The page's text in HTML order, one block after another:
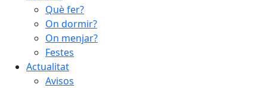
Què fer?
On dormir?
On menjar?
Festes
Actualitat
Avisos